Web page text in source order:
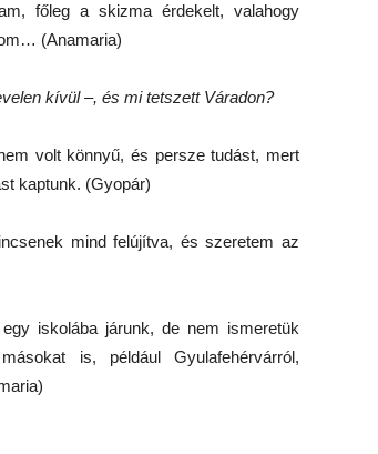
főleg a skizma érdekelt, valahogy
(Anamaria)
kívül –, és mi tetszett Váradon?
volt könnyű, és persze tudást, mert
kaptunk. (Gyopár)
mind felújítva, és szeretem az
iskolába járunk, de nem ismeretük
is, például Gyulafehérvárról,